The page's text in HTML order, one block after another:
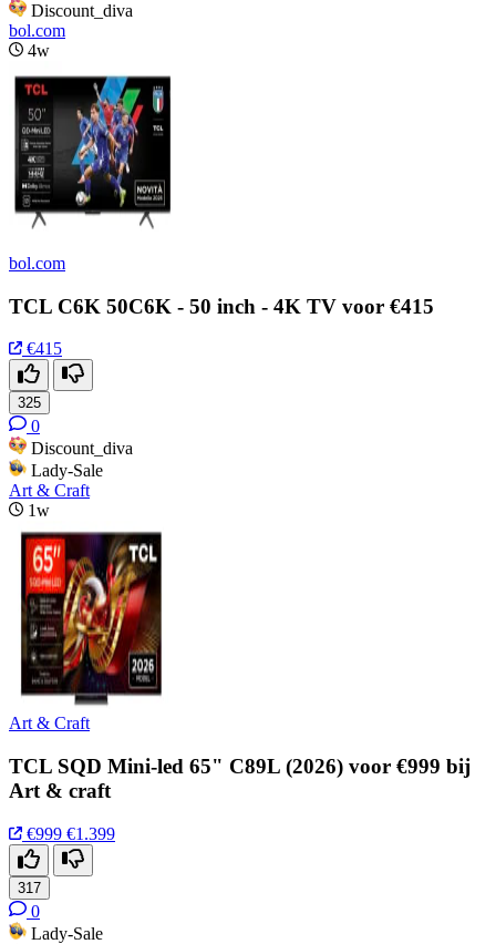
Discount_diva
bol.com
4w
bol.com
TCL C6K 50C6K - 50 inch - 4K TV voor €415
€415
325
0
Discount_diva
Lady-Sale
Art & Craft
1w
Art & Craft
TCL SQD Mini-led 65" C89L (2026) voor €999 bij
Art & craft
€999 €1.399
317
0
Lady-Sale